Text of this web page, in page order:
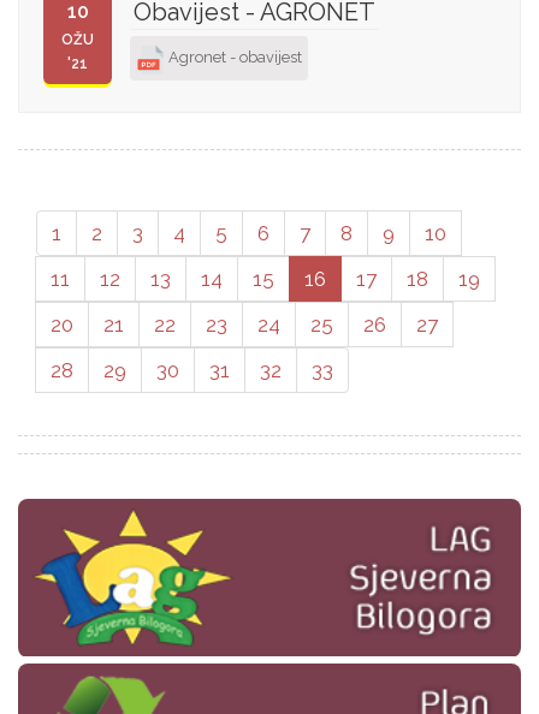
10
OŽU
'21
Obavijest - AGRONET
Agronet - obavijest
1 2 3 4 5 6 7 8 9
10
11
12 13 14 15 16 17 18
19
20
21 22 23 24 25 26
27
28
29 30 31 32 33